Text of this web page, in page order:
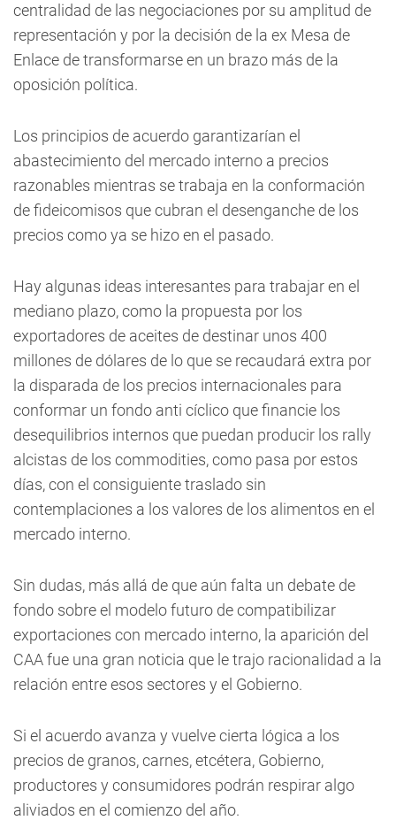
centralidad de las negociaciones por su amplitud de
representación y por la decisión de la ex Mesa de
Enlace de transformarse en un brazo más de la
oposición política.
Los principios de acuerdo garantizarían el
abastecimiento del mercado interno a precios
razonables mientras se trabaja en la conformación
de fideicomisos que cubran el desenganche de los
precios como ya se hizo en el pasado.
Hay algunas ideas interesantes para trabajar en el
mediano plazo, como la propuesta por los
exportadores de aceites de destinar unos 400
millones de dólares de lo que se recaudará extra por
la disparada de los precios internacionales para
conformar un fondo anti cíclico que financie los
desequilibrios internos que puedan producir los rally
alcistas de los commodities, como pasa por estos
días, con el consiguiente traslado sin
contemplaciones a los valores de los alimentos en el
mercado interno.
Sin dudas, más allá de que aún falta un debate de
fondo sobre el modelo futuro de compatibilizar
exportaciones con mercado interno, la aparición del
CAA fue una gran noticia que le trajo racionalidad a la
relación entre esos sectores y el Gobierno.
Si el acuerdo avanza y vuelve cierta lógica a los
precios de granos, carnes, etcétera, Gobierno,
productores y consumidores podrán respirar algo
aliviados en el comienzo del año.